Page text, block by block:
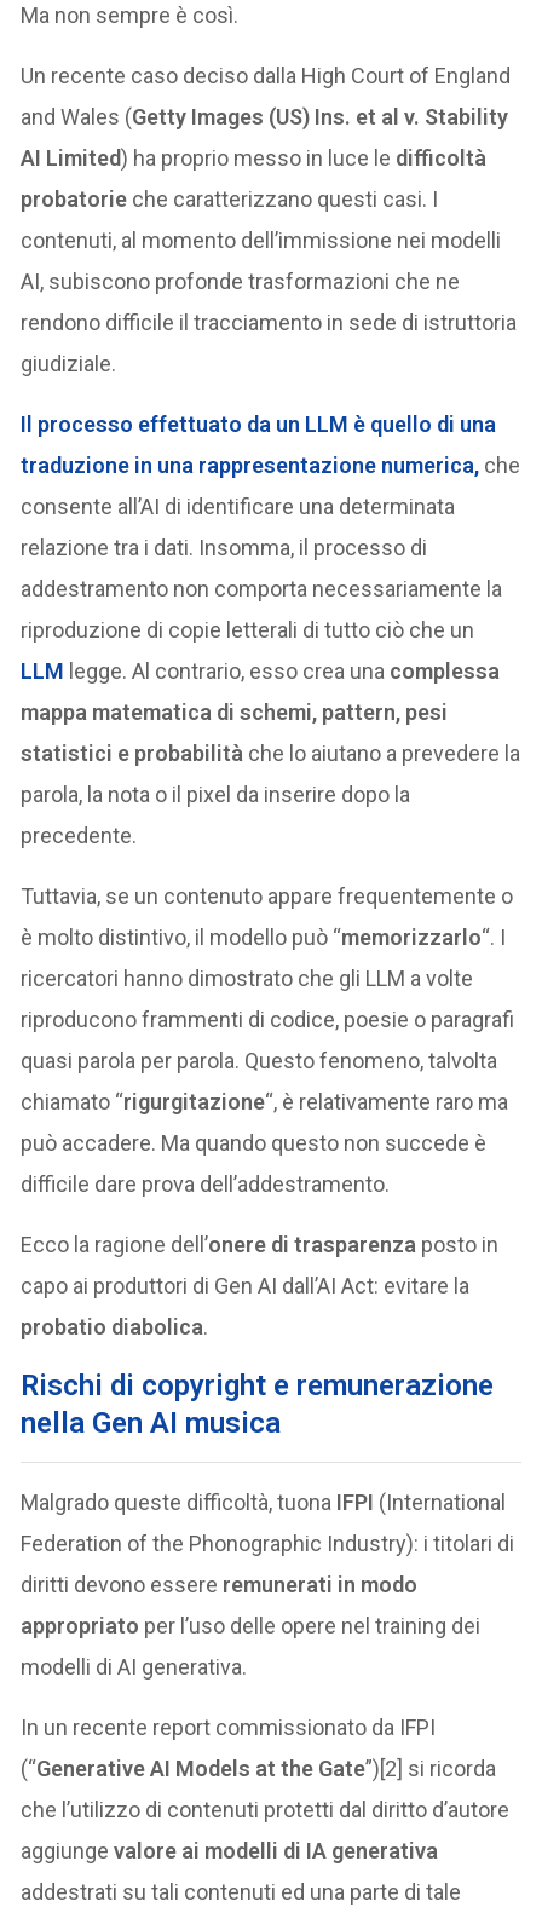
Ma non sempre è così.
Un recente caso deciso dalla High Court of England
and Wales (Getty Images (US) Ins. et al v. Stability
AI Limited) ha proprio messo in luce le difficoltà
probatorie che caratterizzano questi casi. I
contenuti, al momento dell’immissione nei modelli
AI, subiscono profonde trasformazioni che ne
rendono difficile il tracciamento in sede di istruttoria
giudiziale.
Il processo effettuato da un LLM è quello di una
traduzione in una rappresentazione numerica, che
consente all’AI di identificare una determinata
relazione tra i dati. Insomma, il processo di
addestramento non comporta necessariamente la
riproduzione di copie letterali di tutto ciò che un
LLM legge. Al contrario, esso crea una complessa
mappa matematica di schemi, pattern, pesi
statistici e probabilità che lo aiutano a prevedere la
parola, la nota o il pixel da inserire dopo la
precedente.
Tuttavia, se un contenuto appare frequentemente o
è molto distintivo, il modello può “memorizzarlo“. I
ricercatori hanno dimostrato che gli LLM a volte
riproducono frammenti di codice, poesie o paragrafi
quasi parola per parola. Questo fenomeno, talvolta
chiamato “rigurgitazione“, è relativamente raro ma
può accadere. Ma quando questo non succede è
difficile dare prova dell’addestramento.
Ecco la ragione dell’onere di trasparenza posto in
capo ai produttori di Gen AI dall’AI Act: evitare la
probatio diabolica.
Rischi di copyright e remunerazione
nella Gen AI musica
Malgrado queste difficoltà, tuona IFPI (International
Federation of the Phonographic Industry): i titolari di
diritti devono essere remunerati in modo
appropriato per l’uso delle opere nel training dei
modelli di AI generativa.
In un recente report commissionato da IFPI
(“Generative AI Models at the Gate”)[2] si ricorda
che l’utilizzo di contenuti protetti dal diritto d’autore
aggiungevalore ai modelli di IA generativa
addestrati su tali contenuti ed una parte di tale